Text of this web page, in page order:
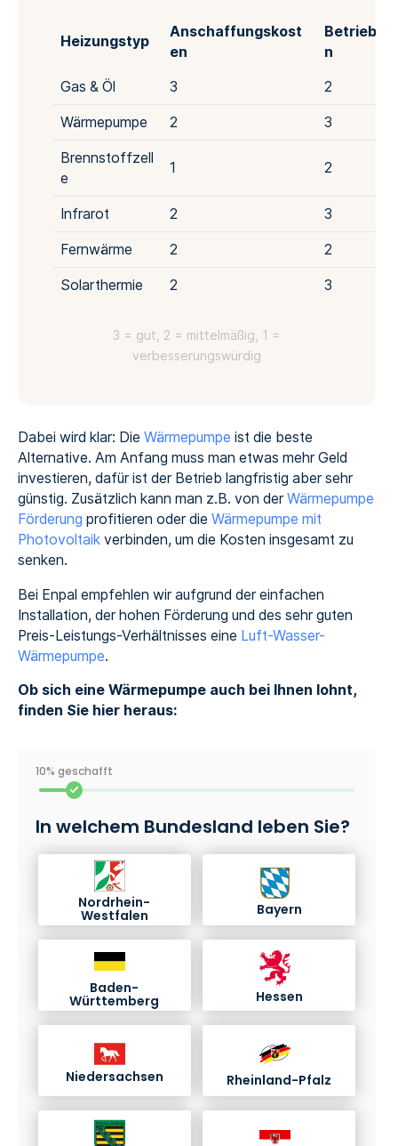
Heizungstyp
Anschaffungskost
en
n
Gas & Öl 3 2
Wärmepumpe 2 3
Brennstoffzell
e
1 2
Infrarot 2 3
Fernwärme 2 2
Solarthermie 2 3
3 = gut, 2 = mittelmäßig, 1 =
verbesserungswürdig
Dabei wird klar: Die Wärmepumpe ist die beste
Alternative. Am Anfang muss man etwas mehr Geld
investieren, dafür ist der Betrieb langfristig aber sehr
günstig. Zusätzlich kann man z.B. von der Wärmepumpe
Förderung profitieren oder die Wärmepumpe mit
Photovoltaikverbinden, um die Kosten insgesamt zu
senken.
Bei Enpal empfehlen wir aufgrund der einfachen
Installation, der hohen Förderung und des sehr guten
Preis-Leistungs-Verhältnisses eine Luft-Wasser-
Wärmepumpe.
Ob sich eine Wärmepumpe auch bei Ihnen lohnt,
finden Sie hier heraus:
10% geschafft
In welchem Bundesland leben Sie?
Nordrhein-
Westfalen Bayern
Baden-
Württemberg Hessen
Niedersachsen Rheinland-Pfalz